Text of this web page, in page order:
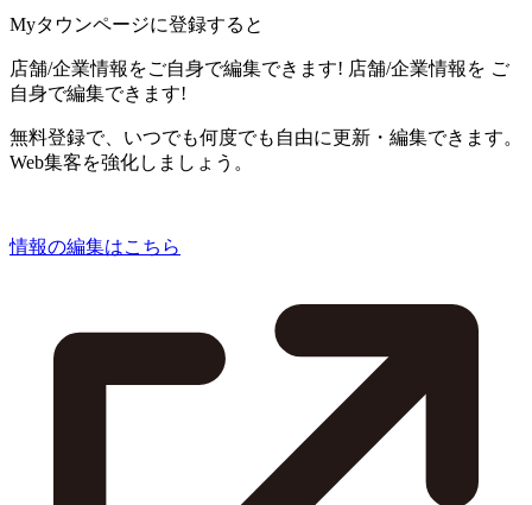
Myタウンページに登録すると
店舗/企業情報をご自身で編集できます! 店舗/企業情報を ご
自身で編集できます!
無料登録で、いつでも何度でも自由に更新・編集できます。
Web集客を強化しましょう。
情報の編集はこちら